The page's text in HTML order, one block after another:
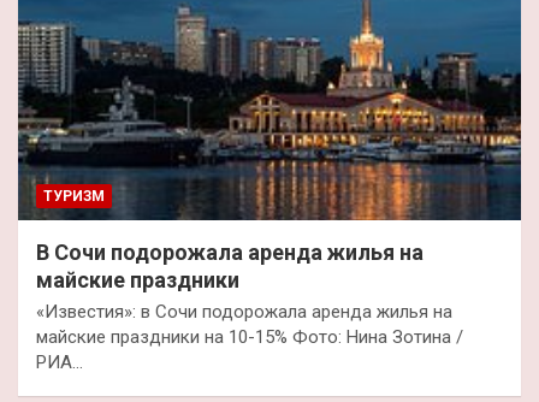
ТУРИЗМ
В Сочи подорожала аренда жилья на
майские праздники
«Известия»: в Сочи подорожала аренда жилья на
майские праздники на 10-15% Фото: Нина Зотина /
РИА…